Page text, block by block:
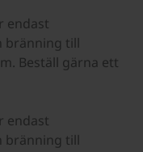
endast
bränning till
Beställ gärna ett
endast
bränning till